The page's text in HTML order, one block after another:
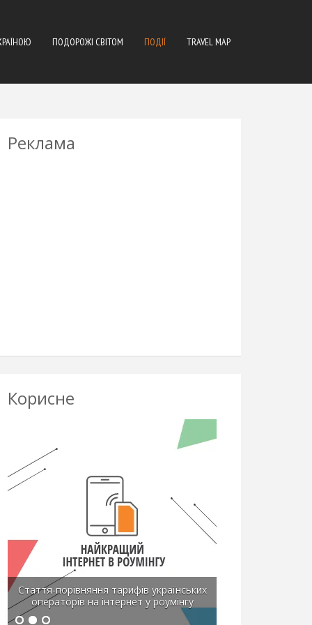
ПОДОРОЖІ СВІТОМ ПОДІЇ TRAVEL MAP
Реклама
Корисне
Стаття-порівняння тарифів українських
операторів на інтернет у роумінгу